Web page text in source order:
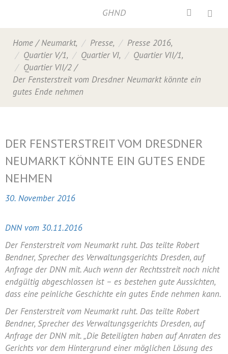
Home / Neumarkt, Presse, Presse 2016,
Quartier V/1, Quartier VI, Quartier VII/1,
Quartier VII/2 /
Der Fensterstreit vom Dresdner Neumarkt könnte ein
gutes Ende nehmen
DER FENSTERSTREIT VOM DRESDNER
NEUMARKT KÖNNTE EIN GUTES ENDE
NEHMEN
30. November 2016
DNN vom 30.11.2016
Der Fensterstreit vom Neumarkt ruht. Das teilte Robert
Bendner, Sprecher des Verwaltungsgerichts Dresden, auf
Anfrage der DNN mit. Auch wenn der Rechtsstreit noch nicht
endgültig abgeschlossen ist – es bestehen gute Aussichten,
dass eine peinliche Geschichte ein gutes Ende nehmen kann.
Der Fensterstreit vom Neumarkt ruht. Das teilte Robert
Bendner, Sprecher des Verwaltungsgerichts Dresden, auf
Anfrage der DNN mit. „Die Beteiligten haben auf Anraten des
Gerichts vor dem Hintergrund einer möglichen Lösung des
GHND